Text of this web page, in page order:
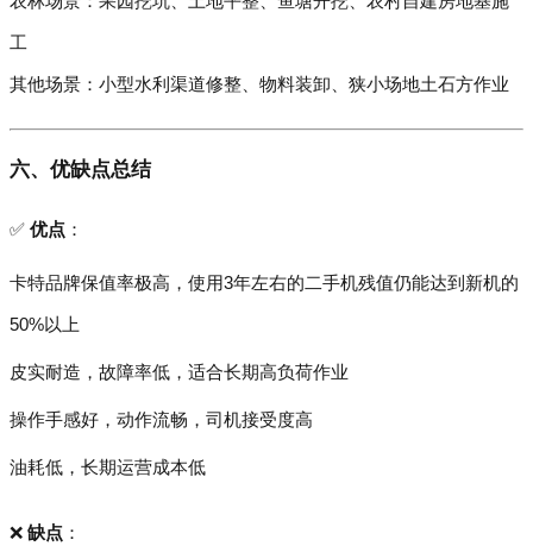
工
其他场景：小型水利渠道修整、物料装卸、狭小场地土石方作业
六、优缺点总结
✅ 优点 ：
卡特品牌保值率极高，使用3年左右的二手机残值仍能达到新机的
50%以上
皮实耐造，故障率低，适合长期高负荷作业
操作手感好，动作流畅，司机接受度高
油耗低，长期运营成本低
❌ 缺点 ：